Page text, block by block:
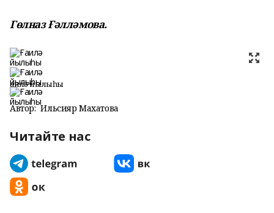
Гөлназ Ғәлләмова.
Ғаилә йылыһы
Автор: Ильсияр Махатова
Читайте нас